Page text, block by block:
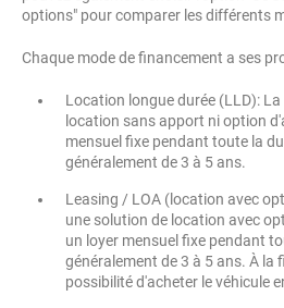
options" pour comparer les différents
Chaque mode de financement a ses
Location longue durée (LLD):
location sans apport ni option
mensuel fixe pendant toute la
généralement de 3 à 5 ans.
Leasing / LOA (location avec
une solution de location avec
un loyer mensuel fixe pendant
généralement de 3 à 5 ans. À la
possibilité d'acheter le véhicule